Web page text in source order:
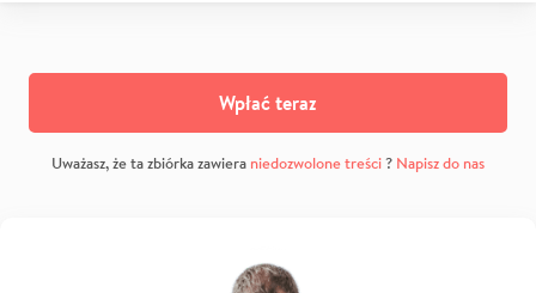
Wpłać teraz
Uważasz, że ta zbiórka zawiera niedozwolone treści? Napisz do nas